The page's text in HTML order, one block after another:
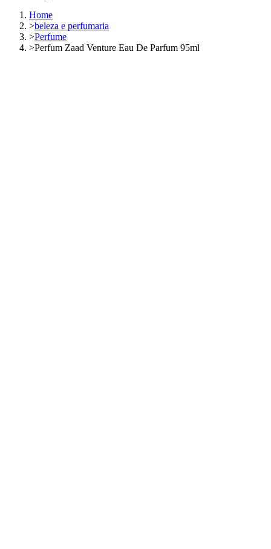
Home
>beleza e perfumaria
>Perfume
>Perfum Zaad Venture Eau De Parfum 95ml